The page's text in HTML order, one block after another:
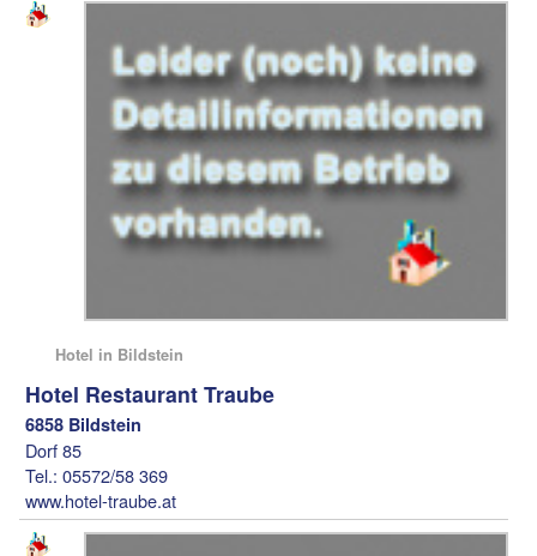
Hotel in Bildstein
Hotel Restaurant Traube
6858 Bildstein
Dorf 85
Tel.: 05572/58 369
www.hotel-traube.at